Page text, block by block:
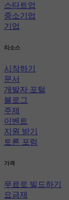
스타트업
중소기업
기업
리소스
시작하기
문서
개발자 포털
블로그
주제
이벤트
지원 받기
토론 포럼
가격
무료로 빌드하기
요금제